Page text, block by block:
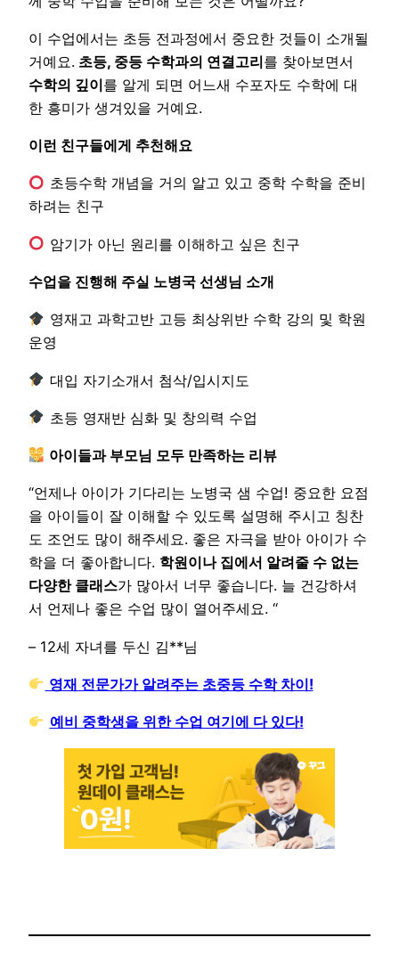
이 수업에서는 초등 전과정에서 중요한 것들이 소개될
거예요. 초등, 중등 수학과의 연결고리를 찾아보면서
수학의 깊이를 알게 되면 어느새 수포자도 수학에 대
한 흥미가 생겨있을 거예요.
이런 친구들에게 추천해요
초등수학 개념을 거의 알고 있고 중학 수학을 준비
하려는 친구
암기가 아닌 원리를 이해하고 싶은 친구
수업을 진행해 주실 노병국 선생님 소개
영재고 과학고반 고등 최상위반 수학 강의 및 학원
운영
대입 자기소개서 첨삭/입시지도
초등 영재반 심화 및 창의력 수업
아이들과 부모님 모두 만족하는 리뷰
“언제나 아이가 기다리는 노병국 샘 수업! 중요한 요점
을 아이들이 잘 이해할 수 있도록 설명해 주시고 칭찬
도 조언도 많이 해주세요. 좋은 자극을 받아 아이가 수
학을 더 좋아합니다. 학원이나 집에서 알려줄 수 없는
다양한 클래스가 많아서 너무 좋습니다. 늘 건강하셔
서 언제나 좋은 수업 많이 열어주세요. “
– 12세 자녀를 두신 김**님
영재 전문가가 알려주는 초중등 수학 차이!
예비 중학생을 위한 수업 여기에 다 있다!